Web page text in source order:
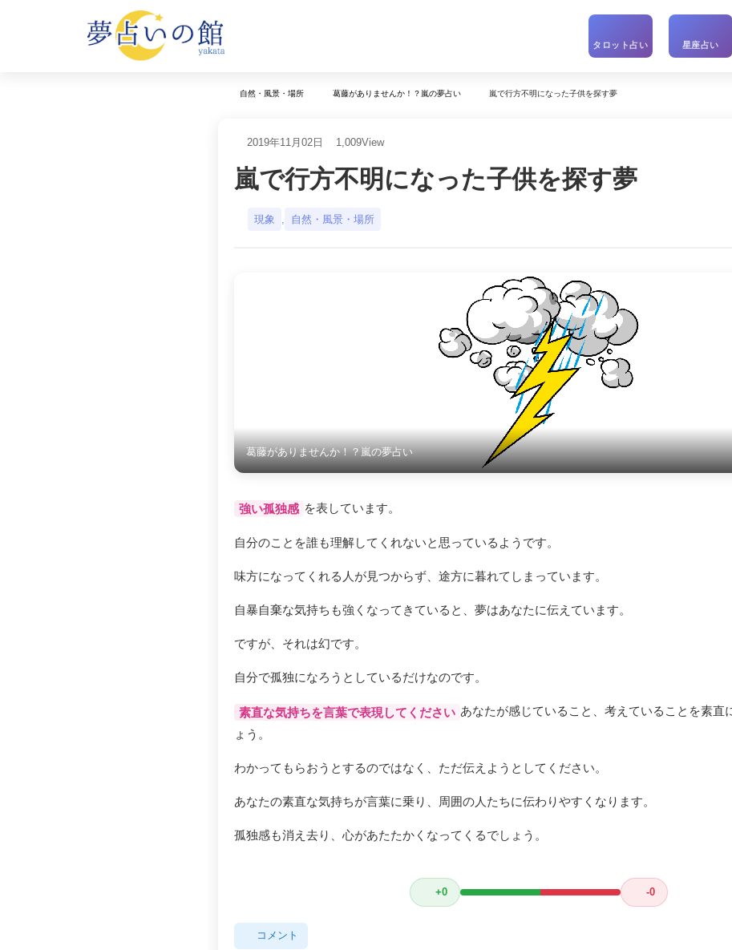
タロット占い 星座占い
自然・風景・場所 葛藤がありませんか！？嵐の夢占い 嵐で行方不明になった子供を探す夢
2019年11月02日 1,009View
嵐で行方不明になった子供を探す夢
現象 , 自然・風景・場所
葛藤がありませんか！？嵐の夢占い
強い孤独感 を表しています。
自分のことを誰も理解してくれないと思っているようです。
味方になってくれる人が見つからず、途方に暮れてしまっています。
自暴自棄な気持ちも強くなってきていると、夢はあなたに伝えています。
ですが、それは幻です。
自分で孤独になろうとしているだけなのです。
素直な気持ちを言葉で表現してください あなたが感じていること、考えていることを素直
ょう。
わかってもらおうとするのではなく、ただ伝えようとしてください。
あなたの素直な気持ちが言葉に乗り、周囲の人たちに伝わりやすくなります。
孤独感も消え去り、心があたたかくなってくるでしょう。
+0 -0
コメント